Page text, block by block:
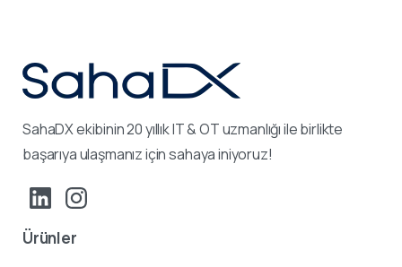
SahaDX ekibinin 20 yıllık IT & OT uzmanlığı ile birlikte
başarıya ulaşmanız için sahaya iniyoruz!
Ürünler